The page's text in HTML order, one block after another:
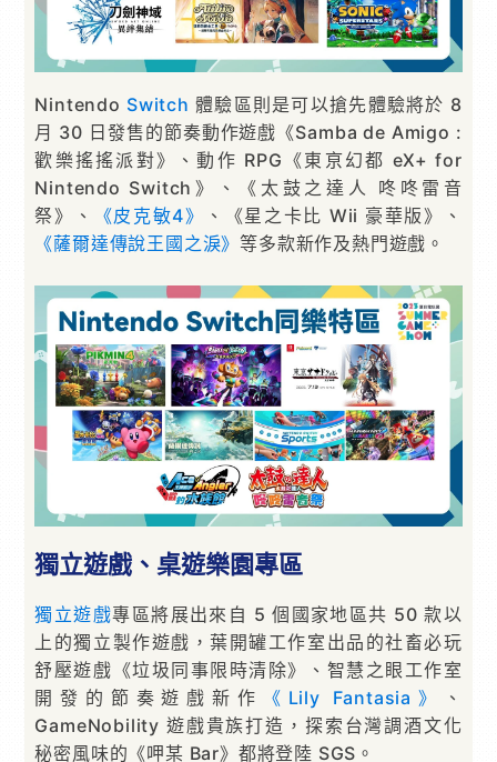
Nintendo Switch 體驗區則是可以搶先體驗將於 8
月 30 日發售的節奏動作遊戲《Samba de Amigo :
歡樂搖搖派對》、動作 RPG《東亰幻都 eX+ for
Nintendo Switch》、《太鼓之達人 咚咚雷音
祭》、
《皮克敏4》
、《星之卡比 Wii 豪華版》、
《薩爾達傳說王國之淚》 等多款新作及熱門遊戲。
獨立遊戲、桌遊樂園專區
獨立遊戲專區將展出來自 5 個國家地區共 50 款以
上的獨立製作遊戲，葉開罐工作室出品的社畜必玩
舒壓遊戲《垃圾同事限時清除》、智慧之眼工作室
開發的節奏遊戲新作
《Lily Fantasia》
、
GameNobility 遊戲貴族打造，探索台灣調酒文化
秘密風味的《呷某 Bar》都將登陸 SGS。